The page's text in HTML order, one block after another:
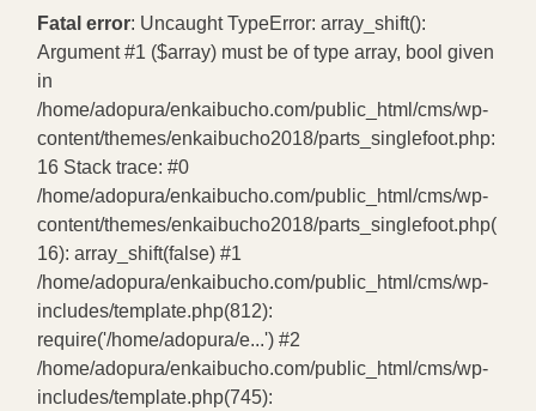
Fatal error: Uncaught TypeError: array_shift():
Argument #1 ($array) must be of type array, bool given
in
/home/adopura/enkaibucho.com/public_html/cms/wp-
content/themes/enkaibucho2018/parts_singlefoot.php:
16 Stack trace: #0
/home/adopura/enkaibucho.com/public_html/cms/wp-
content/themes/enkaibucho2018/parts_singlefoot.php(
16): array_shift(false) #1
/home/adopura/enkaibucho.com/public_html/cms/wp-
includes/template.php(812):
require('/home/adopura/e...') #2
/home/adopura/enkaibucho.com/public_html/cms/wp-
includes/template.php(745):